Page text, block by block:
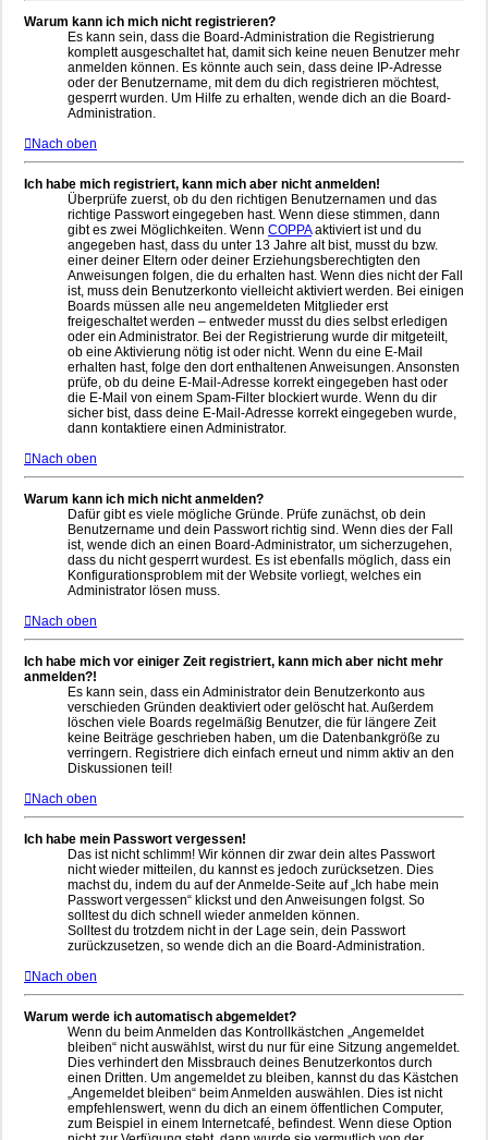
Warum kann ich mich nicht registrieren?
Es kann sein, dass die Board-Administration die Registrierung
komplett ausgeschaltet hat, damit sich keine neuen Benutzer mehr
anmelden können. Es könnte auch sein, dass deine IP-Adresse
oder der Benutzername, mit dem du dich registrieren möchtest,
gesperrt wurden. Um Hilfe zu erhalten, wende dich an die Board-
Administration.
Nach oben
Ich habe mich registriert, kann mich aber nicht anmelden!
Überprüfe zuerst, ob du den richtigen Benutzernamen und das
richtige Passwort eingegeben hast. Wenn diese stimmen, dann
gibt es zwei Möglichkeiten. Wenn COPPAaktiviert ist und du
angegeben hast, dass du unter 13 Jahre alt bist, musst du bzw.
einer deiner Eltern oder deiner Erziehungsberechtigten den
Anweisungen folgen, die du erhalten hast. Wenn dies nicht der Fall
ist, muss dein Benutzerkonto vielleicht aktiviert werden. Bei einigen
Boards müssen alle neu angemeldeten Mitglieder erst
freigeschaltet werden – entweder musst du dies selbst erledigen
oder ein Administrator. Bei der Registrierung wurde dir mitgeteilt,
ob eine Aktivierung nötig ist oder nicht. Wenn du eine E-Mail
erhalten hast, folge den dort enthaltenen Anweisungen. Ansonsten
prüfe, ob du deine E-Mail-Adresse korrekt eingegeben hast oder
die E-Mail von einem Spam-Filter blockiert wurde. Wenn du dir
sicher bist, dass deine E-Mail-Adresse korrekt eingegeben wurde,
dann kontaktiere einen Administrator.
Nach oben
Warum kann ich mich nicht anmelden?
Dafür gibt es viele mögliche Gründe. Prüfe zunächst, ob dein
Benutzername und dein Passwort richtig sind. Wenn dies der Fall
ist, wende dich an einen Board-Administrator, um sicherzugehen,
dass du nicht gesperrt wurdest. Es ist ebenfalls möglich, dass ein
Konfigurationsproblem mit der Website vorliegt, welches ein
Administrator lösen muss.
Nach oben
Ich habe mich vor einiger Zeit registriert, kann mich aber nicht mehr
anmelden?!
Es kann sein, dass ein Administrator dein Benutzerkonto aus
verschieden Gründen deaktiviert oder gelöscht hat. Außerdem
löschen viele Boards regelmäßig Benutzer, die für längere Zeit
keine Beiträge geschrieben haben, um die Datenbankgröße zu
verringern. Registriere dich einfach erneut und nimm aktiv an den
Diskussionen teil!
Nach oben
Ich habe mein Passwort vergessen!
Das ist nicht schlimm! Wir können dir zwar dein altes Passwort
nicht wieder mitteilen, du kannst es jedoch zurücksetzen. Dies
machst du, indem du auf der Anmelde-Seite auf „Ich habe mein
Passwort vergessen“ klickst und den Anweisungen folgst. So
solltest du dich schnell wieder anmelden können.
Solltest du trotzdem nicht in der Lage sein, dein Passwort
zurückzusetzen, so wende dich an die Board-Administration.
Nach oben
Warum werde ich automatisch abgemeldet?
Wenn du beim Anmelden das Kontrollkästchen „Angemeldet
bleiben“ nicht auswählst, wirst du nur für eine Sitzung angemeldet.
Dies verhindert den Missbrauch deines Benutzerkontos durch
einen Dritten. Um angemeldet zu bleiben, kannst du das Kästchen
„Angemeldet bleiben“ beim Anmelden auswählen. Dies ist nicht
empfehlenswert, wenn du dich an einem öffentlichen Computer,
zum Beispiel in einem Internetcafé, befindest. Wenn diese Option